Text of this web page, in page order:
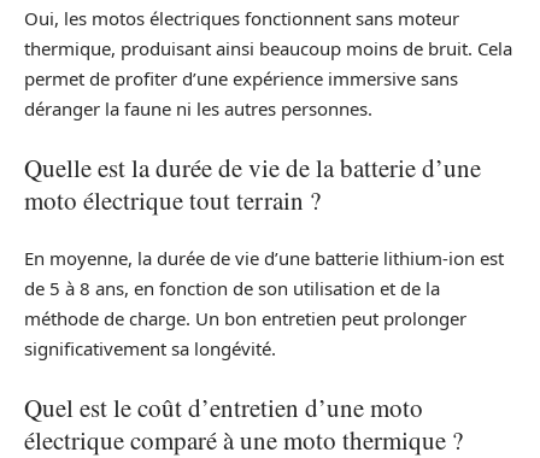
Oui, les motos électriques fonctionnent sans moteur
thermique, produisant ainsi beaucoup moins de bruit. Cela
permet de profiter d’une expérience immersive sans
déranger la faune ni les autres personnes.
Quelle est la durée de vie de la batterie d’une
moto électrique tout terrain ?
En moyenne, la durée de vie d’une batterie lithium-ion est
de 5 à 8 ans, en fonction de son utilisation et de la
méthode de charge. Un bon entretien peut prolonger
significativement sa longévité.
Quel est le coût d’entretien d’une moto
électrique comparé à une moto thermique ?